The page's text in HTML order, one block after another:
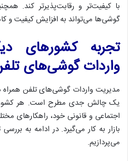
با کیفیت‌تر و رقابت‌پذیرتر کند.
گوشی‌ها می‌تواند به افزایش کیفیت
تجربه کشورهای
واردات گوشی‌های
مدیریت واردات گوشی‌های تلفن همراه
یک چالش جدی مطرح است. هر کشور
اجتماعی و قانونی خود، راهکارهای
بازار به کار می‌گیرد. در ادامه به
می‌پردازیم.